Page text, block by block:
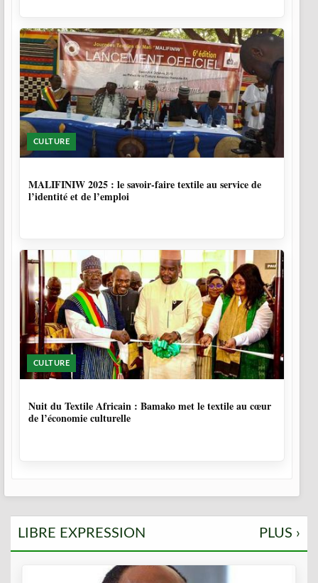
CULTURE
MALIFINIW 2025 : le savoir-faire textile au service de
l’identité et de l’emploi
CULTURE
Nuit du Textile Africain : Bamako met le textile au cœur
de l’économie culturelle
LIBRE EXPRESSION PLUS ›